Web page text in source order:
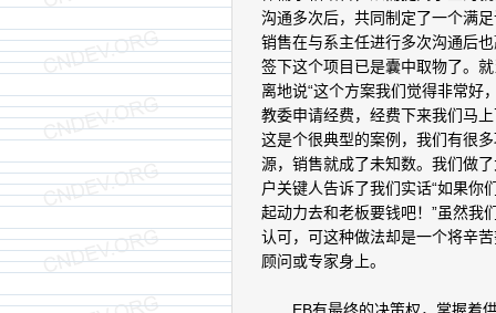
沟通多次后，共同制定了一个满
销售在与系主任进行多次沟通后
签下这个项目已是囊中取物了。
离地说“这个方案我们觉得非常好
教委申请经费，经费下来我们马
这是个很典型的案例，我们有很
源，销售就成了未知数。我们做
户关键人告诉了我们实话“如果你
起动力去和老板要钱吧！”虽然我
认可，可这种做法却是一个将辛
顾问或专家身上。